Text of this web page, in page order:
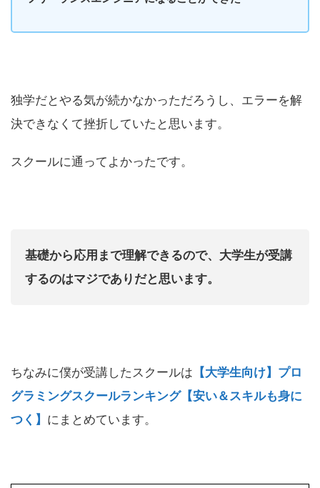
独学だとやる気が続かなかっただろうし、エラーを解
決できなくて挫折していたと思います。
スクールに通ってよかったです。
基礎から応用まで理解できるので、大学生が受講
するのはマジでありだと思います。
ちなみに僕が受講したスクールは 【大学生向け】プロ
グラミングスクールランキング【安い＆スキルも身に
つく】 にまとめています。